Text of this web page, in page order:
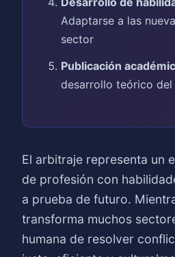
Adaptarse a las
sector
Publicación
desarrollo teórico
El arbitraje representa un
de profesión con
a prueba de futuro.
transforma muchos
humana de resolver